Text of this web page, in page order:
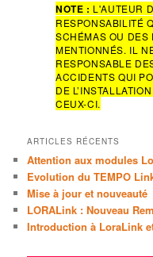
NOTE : L'AUTEUR
RESPONSABILITÉ
SCHÉMAS OU DES
MENTIONNÉS. IL
RESPONSABLE
ACCIDENTS QUI
DE
CEUX-CI.
ARTICLES RÉCENTS
Attention aux modules
Evolution du TEMPO
Mise à jour et nouveauté
LORALink : Nouveau
Introduction à LoraLink